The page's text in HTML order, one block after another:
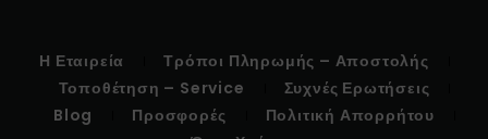
Η Εταιρεία
Τρόποι Πληρωμής – Αποστολής
Τοποθέτηση – Service
Συχνές Ερωτήσεις
Blog
Προσφορές
Πολιτική Απορρήτου